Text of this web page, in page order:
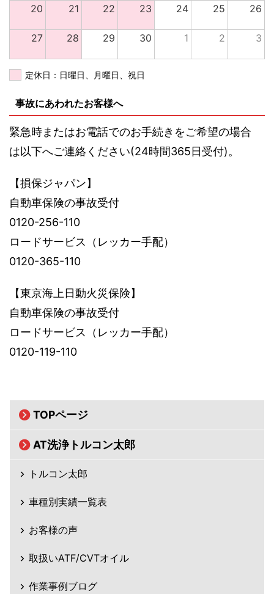
20 21 22 23 24 25 26
27 28 29 30 1 2 3
定休日：日曜日、月曜日、祝日
事故にあわれたお客様へ
緊急時またはお電話でのお手続きをご希望の場合
は以下へご連絡ください(24時間365日受付)。
【損保ジャパン】
自動車保険の事故受付
0120-256-110
ロードサービス（レッカー手配）
0120-365-110
【東京海上日動火災保険】
自動車保険の事故受付
ロードサービス（レッカー手配）
0120-119-110
TOPページ
AT洗浄トルコン太郎
トルコン太郎
車種別実績一覧表
お客様の声
取扱いATF/CVTオイル
作業事例ブログ